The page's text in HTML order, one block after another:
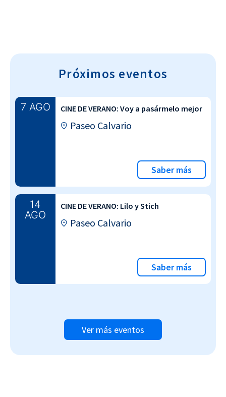
Próximos eventos
7 AGO CINE DE VERANO: Voy a pasármelo mejor
Paseo Calvario
Saber más
14
AGO
CINE DE VERANO: Lilo y Stich
Paseo Calvario
Saber más
Ver más eventos